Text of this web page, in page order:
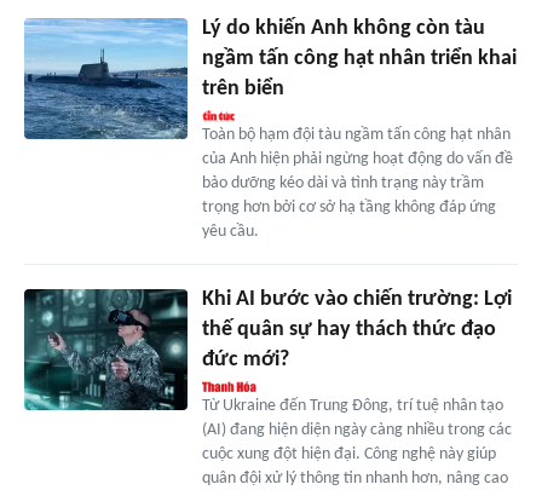
Lý do khiến Anh không còn tàu
ngầm tấn công hạt nhân triển khai
trên biển
Toàn bộ hạm đội tàu ngầm tấn công hạt nhân
của Anh hiện phải ngừng hoạt động do vấn đề
bảo dưỡng kéo dài và tình trạng này trầm
trọng hơn bởi cơ sở hạ tầng không đáp ứng
yêu cầu.
Khi AI bước vào chiến trường: Lợi
thế quân sự hay thách thức đạo
đức mới?
Từ Ukraine đến Trung Đông, trí tuệ nhân tạo
(AI) đang hiện diện ngày càng nhiều trong các
cuộc xung đột hiện đại. Công nghệ này giúp
quân đội xử lý thông tin nhanh hơn, nâng cao